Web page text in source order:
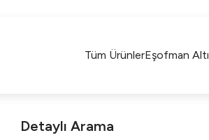
Tüm ÜrünlerEşofman Altı
Detaylı Arama